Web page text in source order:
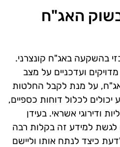
האג"ח
בהשקעה באג"ח קונצרני.
ועדכניים על מצב
על מנת לקבל החלטות
לכלול דוחות כספיים,
ודירוגי אשראי. בעידן
לגשת למידע זה בקלות רבה
כיצד לנתח אותו וליישם